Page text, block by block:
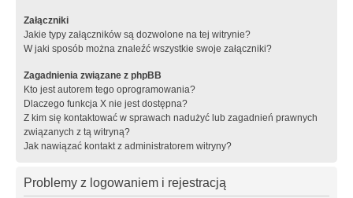
Załączniki
Jakie typy załączników są dozwolone na tej witrynie?
W jaki sposób można znaleźć wszystkie swoje załączniki?
Zagadnienia związane z phpBB
Kto jest autorem tego oprogramowania?
Dlaczego funkcja X nie jest dostępna?
Z kim się kontaktować w sprawach nadużyć lub zagadnień prawnych
związanych z tą witryną?
Jak nawiązać kontakt z administratorem witryny?
Problemy z logowaniem i rejestracją